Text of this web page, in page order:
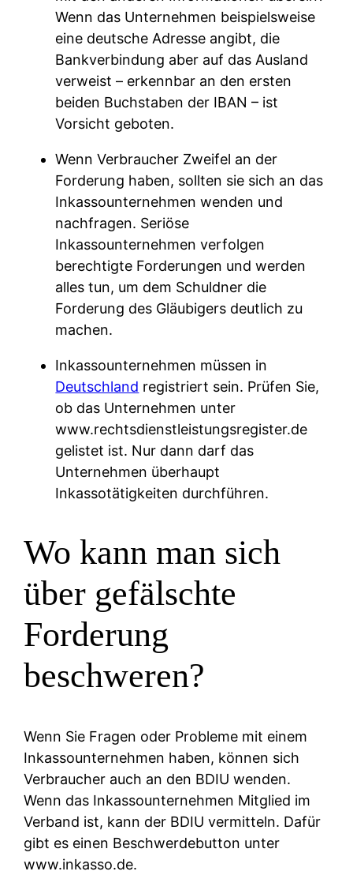
Wenn das Unternehmen beispielsweise
eine deutsche Adresse angibt, die
Bankverbindung aber auf das Ausland
verweist – erkennbar an den ersten
beiden Buchstaben der IBAN – ist
Vorsicht geboten.
Wenn Verbraucher Zweifel an der
Forderung haben, sollten sie sich an das
Inkassounternehmen wenden und
nachfragen. Seriöse
Inkassounternehmen verfolgen
berechtigte Forderungen und werden
alles tun, um dem Schuldner die
Forderung des Gläubigers deutlich zu
machen.
Inkassounternehmen müssen in
Deutschland registriert sein. Prüfen Sie,
ob das Unternehmen unter
www.rechtsdienstleistungsregister.de
gelistet ist. Nur dann darf das
Unternehmen überhaupt
Inkassotätigkeiten durchführen.
Wo kann man sich
über gefälschte
Forderung
beschweren?
Wenn Sie Fragen oder Probleme mit einem
Inkassounternehmen haben, können sich
Verbraucher auch an den BDIU wenden.
Wenn das Inkassounternehmen Mitglied im
Verband ist, kann der BDIU vermitteln. Dafür
gibt es einen Beschwerdebutton unter
www.inkasso.de.